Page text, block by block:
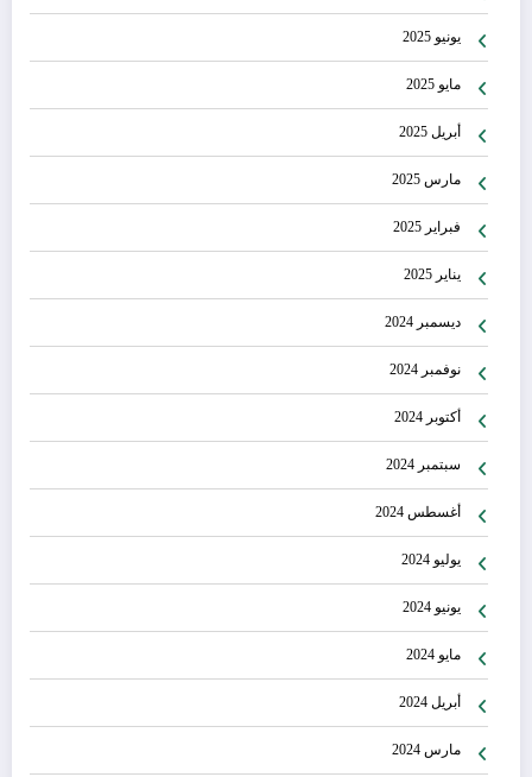
يونيو 2025
مايو 2025
أبريل 2025
مارس 2025
فبراير 2025
يناير 2025
ديسمبر 2024
نوفمبر 2024
أكتوبر 2024
سبتمبر 2024
أغسطس 2024
يوليو 2024
يونيو 2024
مايو 2024
أبريل 2024
مارس 2024